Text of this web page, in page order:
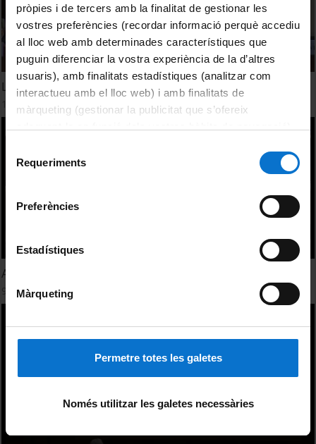
pròpies i de tercers amb la finalitat de gestionar les
vostres preferències (recordar informació perquè accediu
al lloc web amb determinades característiques que
puguin diferenciar la vostra experiència de la d’altres
usuaris), amb finalitats estadístiques (analitzar com
interactueu amb el lloc web) i amb finalitats de
màrqueting (gestionar la publicitat que s’ofereix
consultar laPolítica de galetes del lloc web de la
Requeriments
Preferències
Estadístiques
Màrqueting
Permetre totes les galetes
Només utilitzar les galetes necessàries
La internacionalització del sistema de recerca i innovació
10 Diciembre, 2014
Acte Premi Ramón Margalef d'Ecologia 2014
9 Diciembre, 2014